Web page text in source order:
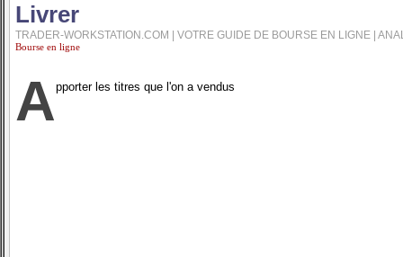
Livrer
TRADER-WORKSTATION.COM | VOTRE GUIDE DE BOURSE EN LIGNE |
Bourse en ligne
Apporter les titres que l'on a vendus